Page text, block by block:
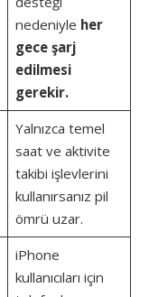
nedeniyle her
gece şarj
edilmesi
gerekir.
Yalnızca temel
saat ve aktivite
takibi işlevlerini
kullanırsanız pil
ömrü uzar.
iPhone
kullanıcıları için